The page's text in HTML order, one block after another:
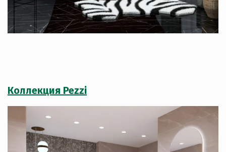
Коллекция Pezzi